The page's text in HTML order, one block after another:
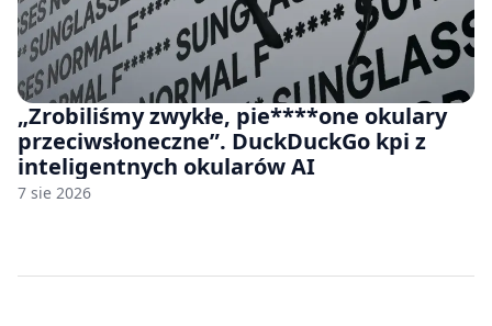
„Zrobiliśmy zwykłe, pie****one okulary
przeciwsłoneczne”. DuckDuckGo kpi z
inteligentnych okularów AI
7 sie 2026